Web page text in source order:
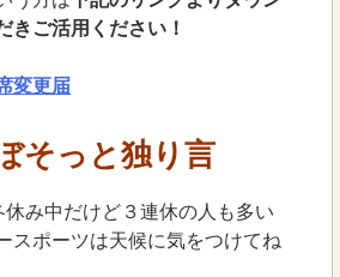
きご活用ください！
変更届
そっと独り言
休み中だけど３連休の人も多い
スポーツは天候に気をつけてね